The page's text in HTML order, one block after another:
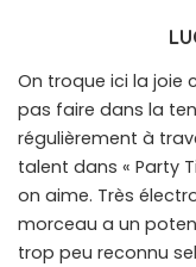
On troque ici la joie
pas faire dans la
régulièrement à
talent dans « Party
on aime. Très
morceau a un
trop peu reconnu